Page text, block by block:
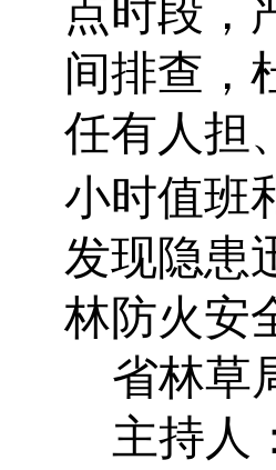
点时段，
间排查，
任有人担
小时值班
发现隐患
林防火安
省林草
主持人